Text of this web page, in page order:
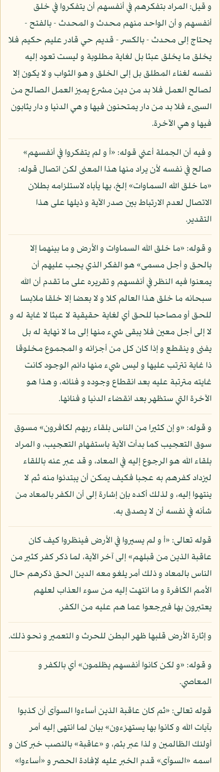
و قيل: المراد بتفكرهم في أنفسهم أن يتفكروا في خلق
أنفسهم و أن الواحد منهم محدث و المحدث - بالفتح -
يحتاج إلى محدث - بالكسر - قديم حي قادر عليم حكيم فلا
يخلق ما يخلق عبثا بل لغاية مطلوبة و ليست تعود إليه
نفسه لغناء المطلق بل إلى الخلق و هو الثواب و لا يكون إلا
لصالح العمل فلا بد من دين مشرع يميز العمل الصالح من
السيىء فلا بد من دار يمتحنون فيها و هي الدنيا و دار يثابون
فيها و هي الآخرة.
و فيه أن الجملة أعني قوله: «أ و لم يتفكروا في أنفسهم»
صالح في نفسه لأن يراد منها هذا المعنى لكن اتصال قوله:
«ما خلق الله السماوات» إلخ، بها يأباه لاستلزامه بطلان
الاتصال لعدم الارتباط بين صدر الآية و ذيلها على هذا
التقدير.
و قوله: «ما خلق الله السماوات و الأرض و ما بينهما إلا
بالحق و أجل مسمى» هو الفكر الذي يجب عليهم أن
يمعنوا فيه النظر في أنفسهم و تقريره على ما تقدم أن الله
سبحانه ما خلق هذا العالم كلا و لا بعضا إلا خلقا ملابسا
للحق أو مصاحبا للحق أي لغاية حقيقية لا عبثا لا غاية له و
لا إلى أجل معين فلا يبقى شيء منها إلى ما لا نهاية له بل
يفنى و ينقطع و إذا كان كل من أجزائه و المجموع مخلوقا
ذا غاية تترتب عليها و ليس شيء منها دائم الوجود كانت
غايته مترتبة عليه بعد انقطاع وجوده و فنائه، و هذا هو
الآخرة التي ستظهر بعد انقضاء الدنيا و فنائها.
و قوله: «و إن كثيرا من الناس بلقاء ربهم لكافرون» مسوق
سوق التعجيب كما بدأت الآية باستفهام التعجيب، و المراد
بلقاء الله هو الرجوع إليه في المعاد، و قد عبر عنه باللقاء
ليزداد كفرهم به عجبا فكيف يمكن أن يبتدئوا منه ثم لا
ينتهوا إليه، و لذلك أكده بإن إشارة إلى أن الكفر بالمعاد من
شأنه في نفسه أن لا يصدق به.
قوله تعالى: «أ و لم يسيروا في الأرض فينظروا كيف كان
عاقبة الذين من قبلهم» إلى آخر الآية، لما ذكر كفر كثير من
الناس بالمعاد و ذلك أمر يلغو معه الدين الحق ذكرهم حال
الأمم الكافرة و ما انتهت إليه من سوء العذاب لعلهم
يعتبرون بها فيرجعوا عما هم عليه من الكفر.
و إثارة الأرض قلبها ظهر البطن للحرث و التعمير و نحو ذلك.
و قوله: «و لكن كانوا أنفسهم يظلمون» أي بالكفر و
المعاصي.
قوله تعالى: «ثم كان عاقبة الذين أساءوا السوآى أن كذبوا
بآيات الله و كانوا بها يستهزءون» بيان لما انتهى إليه أمر
أولئك الظالمين و لذا عبر بثم، و «عاقبة» بالنصب خبر كان و
اسمه «السوآى» قدم الخبر عليه لإفادة الحصر و «أساءوا»